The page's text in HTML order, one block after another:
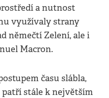
a nutnost
využívaly strany
němečtí Zelení, ale i
Macron.
času slábla,
patří stále k největším